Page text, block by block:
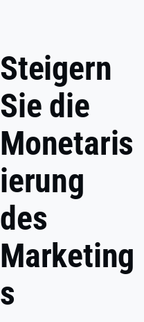
Steigern
Sie die
Monetaris
ierung
des
Marketing
s